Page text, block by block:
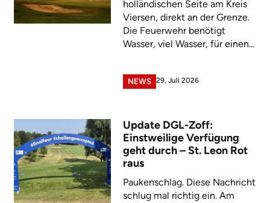
holländischen Seite am Kreis
Viersen, direkt an der Grenze.
Die Feuerwehr benötigt
Wasser, viel Wasser, für einen...
NEWS 29. Juli 2026
Update DGL-Zoff:
Einstweilige Verfügung
geht durch – St. Leon Rot
raus
Paukenschlag. Diese Nachricht
schlug mal richtig ein. Am